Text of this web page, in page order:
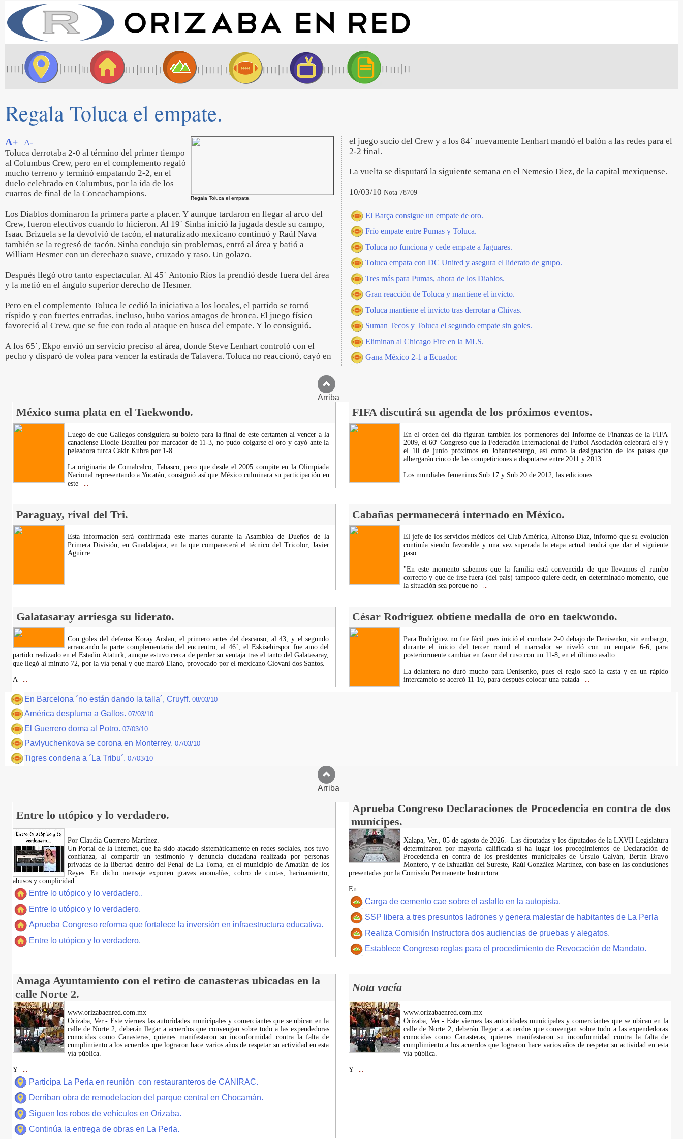
Regala Toluca el empate.
Regala Toluca el empate.
A+
A-
Toluca derrotaba 2-0 al término del primer tiempo
al Columbus Crew, pero en el complemento regaló
mucho terreno y terminó empatando 2-2, en el
duelo celebrado en Columbus, por la ida de los
cuartos de final de la Concachampions.
Los Diablos dominaron la primera parte a placer. Y aunque tardaron en llegar al arco del
Crew, fueron efectivos cuando lo hicieron. Al 19´ Sinha inició la jugada desde su campo,
Isaac Brizuela se la devolvió de tacón, el naturalizado mexicano continuó y Raúl Nava
también se la regresó de tacón. Sinha condujo sin problemas, entró al área y batió a
William Hesmer con un derechazo suave, cruzado y raso. Un golazo.
Después llegó otro tanto espectacular. Al 45´ Antonio Ríos la prendió desde fuera del área
y la metió en el ángulo superior derecho de Hesmer.
Pero en el complemento Toluca le cedió la iniciativa a los locales, el partido se tornó
ríspido y con fuertes entradas, incluso, hubo varios amagos de bronca. El juego físico
favoreció al Crew, que se fue con todo al ataque en busca del empate. Y lo consiguió.
A los 65´, Ekpo envió un servicio preciso al área, donde Steve Lenhart controló con el
pecho y disparó de volea para vencer la estirada de Talavera. Toluca no reaccionó, cayó en
el juego sucio del Crew y a los 84´ nuevamente Lenhart mandó el balón a las redes para el
2-2 final.
La vuelta se disputará la siguiente semana en el Nemesio Diez, de la capital mexiquense.
10/03/10 Nota 78709
El Barça consigue un empate de oro.
Frío empate entre Pumas y Toluca.
Toluca no funciona y cede empate a Jaguares.
Toluca empata con DC United y asegura el liderato de grupo.
Tres más para Pumas, ahora de los Diablos.
Gran reacción de Toluca y mantiene el invicto.
Toluca mantiene el invicto tras derrotar a Chivas.
Suman Tecos y Toluca el segundo empate sin goles.
Eliminan al Chicago Fire en la MLS.
Gana México 2-1 a Ecuador.
Arriba
México suma plata en el Taekwondo. FIFA discutirá su agenda de los próximos eventos.
Luego de que Gallegos consiguiera su boleto para la final de este certamen al vencer a la
canadiense Elodie Beaulieu por marcador de 11-3, no pudo colgarse el oro y cayó ante la
peleadora turca Cakir Kubra por 1-8.
La originaria de Comalcalco, Tabasco, pero que desde el 2005 compite en la Olimpiada
Nacional representando a Yucatán, consiguió así que México culminara su participación en
este
En el orden del día figuran también los pormenores del Informe de Finanzas de la FIFA
2009, el 60º Congreso que la Federación Internacional de Futbol Asociación celebrará el 9 y
el 10 de junio próximos en Johannesburgo, así como la designación de los países que
albergarán cinco de las competiciones a disputarse entre 2011 y 2013.
Los mundiales femeninos Sub 17 y Sub 20 de 2012, las ediciones
Paraguay, rival del Tri. Cabañas permanecerá internado en México.
Esta información será confirmada este martes durante la Asamblea de Dueños de la
Primera División, en Guadalajara, en la que comparecerá el técnico del Tricolor, Javier
Aguirre.
El jefe de los servicios médicos del Club América, Alfonso Díaz, informó que su evolución
continúa siendo favorable y una vez superada la etapa actual tendrá que dar el siguiente
paso.
"En este momento sabemos que la familia está convencida de que llevamos el rumbo
correcto y que de irse fuera (del país) tampoco quiere decir, en determinado momento, que
la situación sea porque no
Galatasaray arriesga su liderato. César Rodríguez obtiene medalla de oro en taekwondo.
Con goles del defensa Koray Arslan, el primero antes del descanso, al 43, y el segundo
arrancando la parte complementaria del encuentro, al 46´, el Eskisehirspor fue amo del
partido realizado en el Estadio Ataturk, aunque estuvo cerca de perder su ventaja tras el tanto del Galatasaray,
que llegó al minuto 72, por la vía penal y que marcó Elano, provocado por el mexicano Giovani dos Santos.
A
Para Rodríguez no fue fácil pues inició el combate 2-0 debajo de Denisenko, sin embargo,
durante el inicio del tercer round el marcador se niveló con un empate 6-6, para
posteriormente cambiar en favor del ruso con un 11-8, en el último asalto.
La delantera no duró mucho para Denisenko, pues el regio sacó la casta y en un rápido
intercambio se acercó 11-10, para después colocar una patada
En Barcelona ´no están dando la talla´, Cruyff. 08/03/10
América despluma a Gallos. 07/03/10
El Guerrero doma al Potro. 07/03/10
Pavlyuchenkova se corona en Monterrey. 07/03/10
Tigres condena a ´La Tribu´. 07/03/10
Arriba
Entre lo utópico y lo verdadero.
Aprueba Congreso Declaraciones de Procedencia en contra de dos
munícipes.
Por Claudia Guerrero Martínez.
​Un Portal de la Internet, que ha sido atacado sistemáticamente en redes sociales, nos tuvo
confianza, al compartir un testimonio y denuncia ciudadana realizada por personas
privadas de la libertad dentro del Penal de La Toma, en el municipio de Amatlán de los
Reyes. En dicho mensaje exponen graves anomalías, cobro de cuotas, hacinamiento,
abusos y complicidad
Entre lo utópico y lo verdadero..
Entre lo utópico y lo verdadero.
Aprueba Congreso reforma que fortalece la inversión en infraestructura educativa.
Entre lo utópico y lo verdadero.
Xalapa, Ver., 05 de agosto de 2026.- Las diputadas y los diputados de la LXVII Legislatura
determinaron por mayoría calificada si ha lugar los procedimientos de Declaración de
Procedencia en contra de los presidentes municipales de Úrsulo Galván, Bertín Bravo
Montero, y de Ixhuatlán del Sureste, Raúl González Martínez, con base en las conclusiones
presentadas por la Comisión Permanente Instructora.
En
Carga de cemento cae sobre el asfalto en la autopista.
SSP libera a tres presuntos ladrones y genera malestar de habitantes de La Perla
Realiza Comisión Instructora dos audiencias de pruebas y alegatos.
Establece Congreso reglas para el procedimiento de Revocación de Mandato.
Amaga Ayuntamiento con el retiro de canasteras ubicadas en la
calle Norte 2.
Nota vacía
www.orizabaenred.com.mx
Orizaba, Ver.- Este viernes las autoridades municipales y comerciantes que se ubican en la
calle de Norte 2, deberán llegar a acuerdos que convengan sobre todo a las expendedoras
conocidas como Canasteras, quienes manifestaron su inconformidad contra la falta de
cumplimiento a los acuerdos que lograron hace varios años de respetar su actividad en esta
vía pública.
Y
Participa La Perla en reunión con restauranteros de CANIRAC.
Derriban obra de remodelacion del parque central en Chocamán.
Siguen los robos de vehículos en Orizaba.
Continúa la entrega de obras en La Perla.
www.orizabaenred.com.mx
Orizaba, Ver.- Este viernes las autoridades municipales y comerciantes que se ubican en la
calle de Norte 2, deberán llegar a acuerdos que convengan sobre todo a las expendedoras
conocidas como Canasteras, quienes manifestaron su inconformidad contra la falta de
cumplimiento a los acuerdos que lograron hace varios años de respetar su actividad en esta
vía pública.
Y